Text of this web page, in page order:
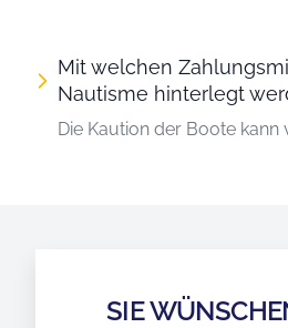
Mit welchen
Nautisme hinterlegt
Die Kaution der Boote
SIE